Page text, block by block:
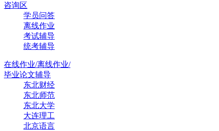
咨询区
学员问答
离线作业
考试辅导
统考辅导
在线作业/离线作业/
毕业论文辅导
东北财经
东北师范
东北大学
大连理工
北京语言